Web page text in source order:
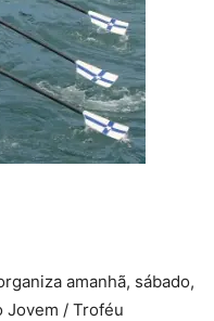
amanhã, sábado,
Jovem / Troféu